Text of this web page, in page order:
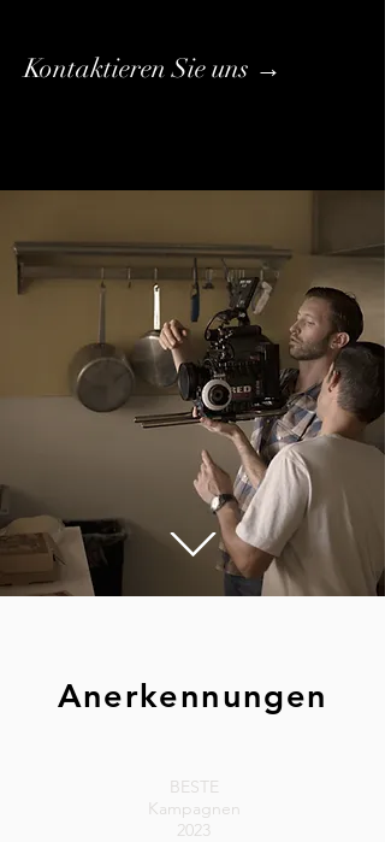
Kontaktieren Sie uns →
Anerkennungen
BESTE
Kampagnen
2023